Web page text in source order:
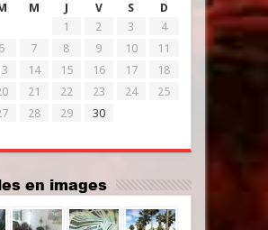
M J V S D
1 2 3
4
6 7 8 9 10
11
14 15 16 17
18
21 22 23 24
25
28 29 30
en images